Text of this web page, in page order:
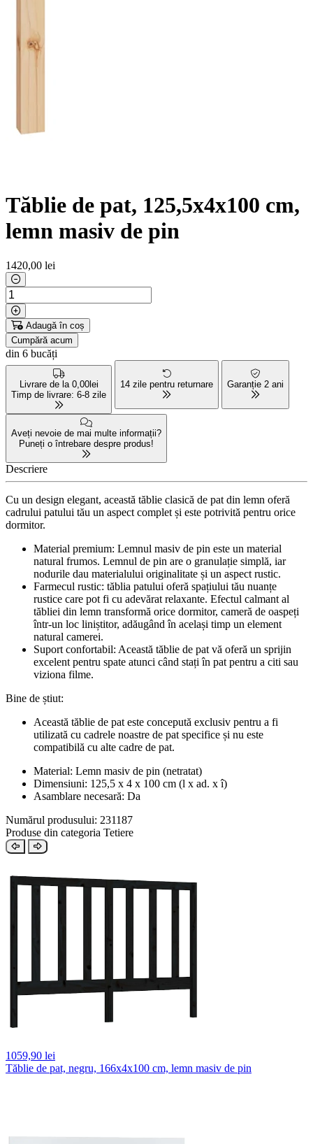
Tăblie de pat, 125,5x4x100 cm,
lemn masiv de pin
1420,00 lei
Adaugă în coș
Cumpără acum
din 6 bucăți
Livrare de la 0,00lei
Timp de livrare: 6-8 zile
14 zile pentru returnare Garanție 2 ani
Aveți nevoie de mai multe informații?
Puneți o întrebare despre produs!
Descriere
Cu un design elegant, această tăblie clasică de pat din lemn oferă
cadrului patului tău un aspect complet și este potrivită pentru orice
dormitor.
Material premium: Lemnul masiv de pin este un material
natural frumos. Lemnul de pin are o granulație simplă, iar
nodurile dau materialului originalitate și un aspect rustic.
Farmecul rustic: tăblia patului oferă spațiului tău nuanțe
rustice care pot fi cu adevărat relaxante. Efectul calmant al
tăbliei din lemn transformă orice dormitor, cameră de oaspeți
într-un loc liniștitor, adăugând în același timp un element
natural camerei.
Suport confortabil: Această tăblie de pat vă oferă un sprijin
excelent pentru spate atunci când stați în pat pentru a citi sau
viziona filme.
Bine de știut:
Această tăblie de pat este concepută exclusiv pentru a fi
utilizată cu cadrele noastre de pat specifice și nu este
compatibilă cu alte cadre de pat.
Material: Lemn masiv de pin (netratat)
Dimensiuni: 125,5 x 4 x 100 cm (l x ad. x î)
Asamblare necesară: Da
Numărul produsului: 231187
Produse din categoria Tetiere
1059,90 lei
Tăblie de pat, negru, 166x4x100 cm, lemn masiv de pin